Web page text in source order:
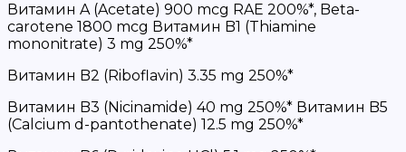
Витамин A (Acetate) 900 mcg RAE 200%*, Beta-
carotene 1800 mcg Витамин B1 (Thiamine
mononitrate) 3 mg 250%*
Витамин B2 (Riboflavin) 3.35 mg 250%*
Витамин B3 (Nicinamide) 40 mg 250%* Витамин B5
(Calcium d-pantothenate) 12.5 mg 250%*